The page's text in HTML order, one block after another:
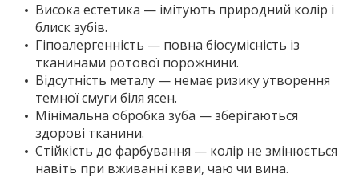
Висока естетика — імітують природний колір і
блиск зубів.
Гіпоалергенність — повна біосумісність із
тканинами ротової порожнини.
Відсутність металу — немає ризику утворення
темної смуги біля ясен.
Мінімальна обробка зуба — зберігаються
здорові тканини.
Стійкість до фарбування — колір не змінюється
навіть при вживанні кави, чаю чи вина.